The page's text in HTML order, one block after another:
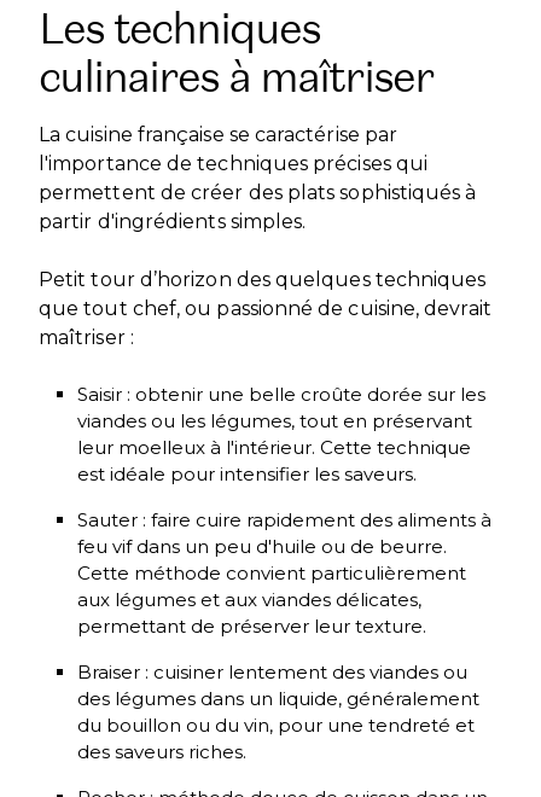
Les techniques
culinaires à maîtriser
La cuisine française se caractérise par
l'importance de techniques précises qui
permettent de créer des plats sophistiqués à
partir d'ingrédients simples.
Petit tour d’horizon des quelques techniques
que tout chef, ou passionné de cuisine, devrait
maîtriser :
Saisir : obtenir une belle croûte dorée sur les
viandes ou les légumes, tout en préservant
leur moelleux à l'intérieur. Cette technique
est idéale pour intensifier les saveurs.
Sauter : faire cuire rapidement des aliments à
feu vif dans un peu d'huile ou de beurre.
Cette méthode convient particulièrement
aux légumes et aux viandes délicates,
permettant de préserver leur texture.
Braiser : cuisiner lentement des viandes ou
des légumes dans un liquide, généralement
du bouillon ou du vin, pour une tendreté et
des saveurs riches.